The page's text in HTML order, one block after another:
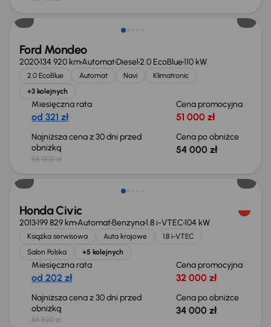
Taniej o 1 000 zł
Ford Mondeo
2020134 920 kmAutomatDiesel2.0 EcoBlue110 kW
2.0 EcoBlue Automat Navi
Klimatronic
+3 kolejnych
Miesięczna rata
od 321 zł
Cena promocyjna
51 000 zł
Najniższa cena z 30 dni przed
obniżką
55 000 zł
Cena po obniżce
54 000 zł
Taniej o 500 zł
Honda Civic
2013199 829 kmAutomatBenzyna1.8 i-VTEC104 kW
Książka serwisowa Auta krajowe
1.8 i-VTEC
Salon Polska
+5 kolejnych
Miesięczna rata
od 202 zł
Cena promocyjna
32 000 zł
Najniższa cena z 30 dni przed
obniżką
34 500 zł
Cena po obniżce
34 000 zł
Świeżo skupione